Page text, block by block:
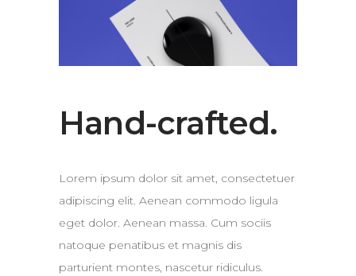
Hand-crafted.
Lorem ipsum dolor sit amet, consectetuer
adipiscing elit. Aenean commodo ligula
eget dolor. Aenean massa. Cum sociis
natoque penatibus et magnis dis
parturient montes, nascetur ridiculus.